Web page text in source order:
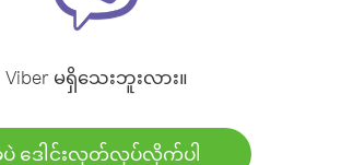
Viber မရှိသေးဘူးလား။
ပဲ ဒေါင်းလုတ်လုပ်လိုက်ပါ